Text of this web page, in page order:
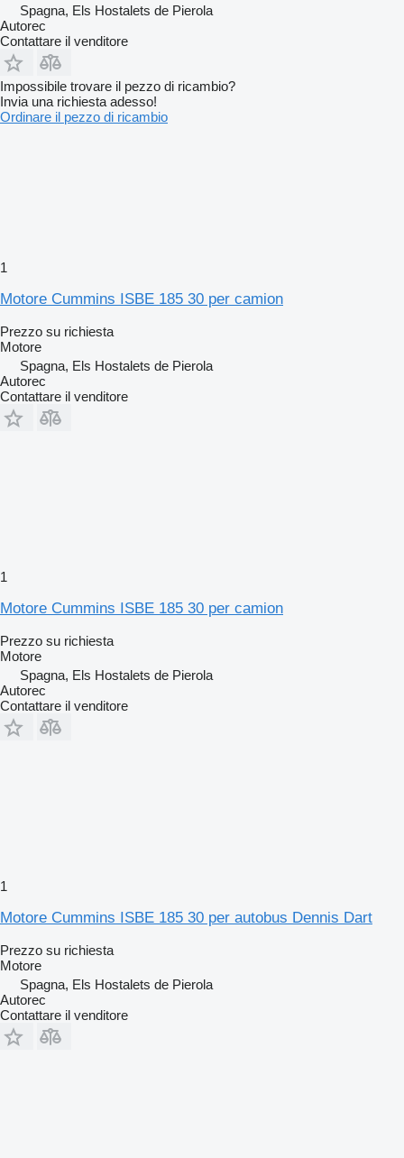
Spagna, Els Hostalets de Pierola
Autorec
Contattare il venditore
Impossibile trovare il pezzo di ricambio?
Invia una richiesta adesso!
Ordinare il pezzo di ricambio
1
Motore Cummins ISBE 185 30 per camion
Prezzo su richiesta
Motore
Spagna, Els Hostalets de Pierola
Autorec
Contattare il venditore
1
Motore Cummins ISBE 185 30 per camion
Prezzo su richiesta
Motore
Spagna, Els Hostalets de Pierola
Autorec
Contattare il venditore
1
Motore Cummins ISBE 185 30 per autobus Dennis Dart
Prezzo su richiesta
Motore
Spagna, Els Hostalets de Pierola
Autorec
Contattare il venditore